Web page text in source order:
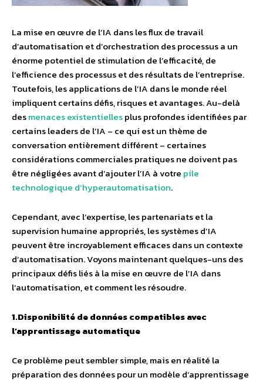
La mise en œuvre de l’IA dans les flux de travail
d’automatisation et d’orchestration des processus a un
énorme potentiel de stimulation de l’efficacité, de
l’efficience des processus et des résultats de l’entreprise.
Toutefois, les applications de l’IA dans le monde réel
impliquent certains défis, risques et avantages. Au-delà
desmenaces existentiellesplus profondes identifiées par
certains leaders de l’IA – ce qui est un thème de
conversation entièrement différent – certaines
considérations commerciales pratiques ne doivent pas
être négligées avant d’ajouter l’IA à votre pile
technologique d’hyperautomatisation.
Cependant, avec l’expertise, les partenariats et la
supervision humaine appropriés, les systèmes d’IA
peuvent être incroyablement efficaces dans un contexte
d’automatisation. Voyons maintenant quelques-uns des
principaux défis liés à la mise en œuvre de l’IA dans
l’automatisation, et comment les résoudre.
1.Disponibilité de données compatibles avec
l’apprentissage automatique
Ce problème peut sembler simple, mais en réalité la
préparation des données pour un modèle d’apprentissage